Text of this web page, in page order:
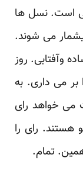
است. نسل ها
می شوند.
وآفتابی. روز
می داری. به
می خواهد رای
هستند. رای را
تمام.